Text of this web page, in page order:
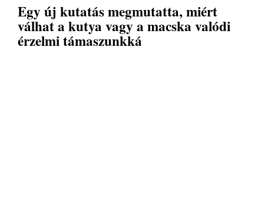
Egy új kutatás megmutatta, miért
válhat a kutya vagy a macska valódi
érzelmi támaszunkká